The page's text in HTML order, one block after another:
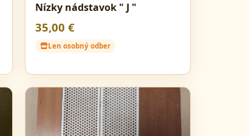
Nízky nádstavok " J "
35,00 €
Len osobný odber